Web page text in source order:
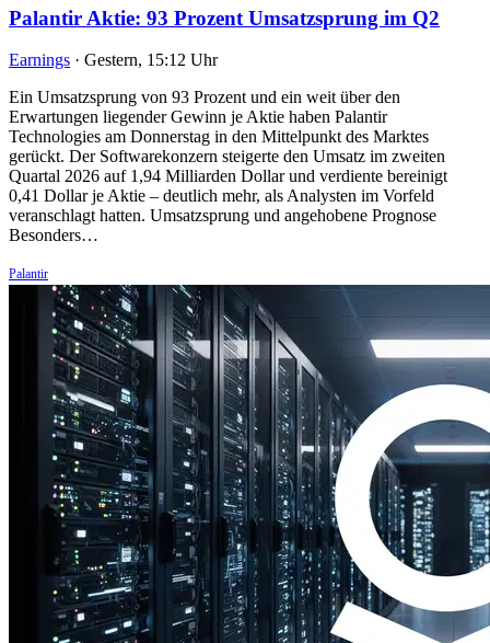
Palantir Aktie: 93 Prozent Umsatzsprung im Q2
Earnings · Gestern, 15:12 Uhr
Ein Umsatzsprung von 93 Prozent und ein weit über den
Erwartungen liegender Gewinn je Aktie haben Palantir
Technologies am Donnerstag in den Mittelpunkt des Marktes
gerückt. Der Softwarekonzern steigerte den Umsatz im zweiten
Quartal 2026 auf 1,94 Milliarden Dollar und verdiente bereinigt
0,41 Dollar je Aktie – deutlich mehr, als Analysten im Vorfeld
veranschlagt hatten. Umsatzsprung und angehobene Prognose
Besonders…
Palantir